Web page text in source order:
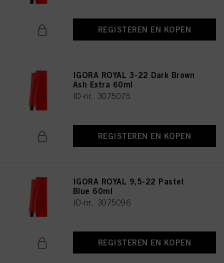
REGISTEREN EN KOPEN
IGORA ROYAL 3-22 Dark Brown
Ash Extra 60ml
ID-nr. 3075075
REGISTEREN EN KOPEN
IGORA ROYAL 9,5-22 Pastel
Blue 60ml
ID-nr. 3075096
REGISTEREN EN KOPEN